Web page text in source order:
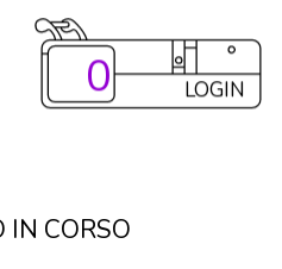
LOGIN
0
IN CORSO